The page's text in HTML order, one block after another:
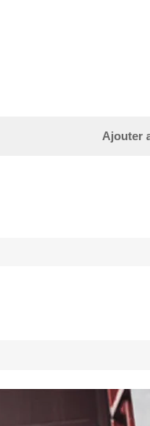
Ajouter